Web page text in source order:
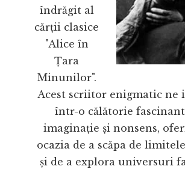
îndrăgit al
cărții clasice
"Alice în
Țara
Minunilor".
Acest scriitor enigmatic ne
într-o călătorie
imaginație și nonsens,
ocazia de a scăpa de
și de a explora universuri